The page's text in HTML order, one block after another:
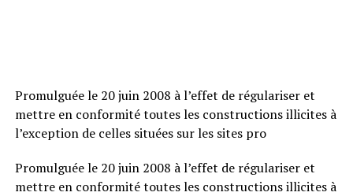
Promulguée le 20 juin 2008 à l’effet de régulariser et
mettre en conformité toutes les constructions illicites à
l’exception de celles situées sur les sites pro
Promulguée le 20 juin 2008 à l’effet de régulariser et
mettre en conformité toutes les constructions illicites à